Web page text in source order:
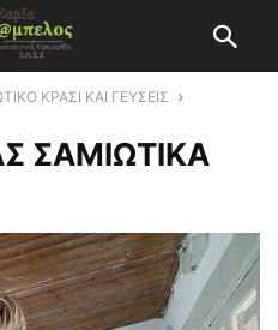
ΚΡΑΣΙ ΚΑΙ ΓΕΥΣΕΙΣ
ΣΑΜΙΩΤΙΚΑ